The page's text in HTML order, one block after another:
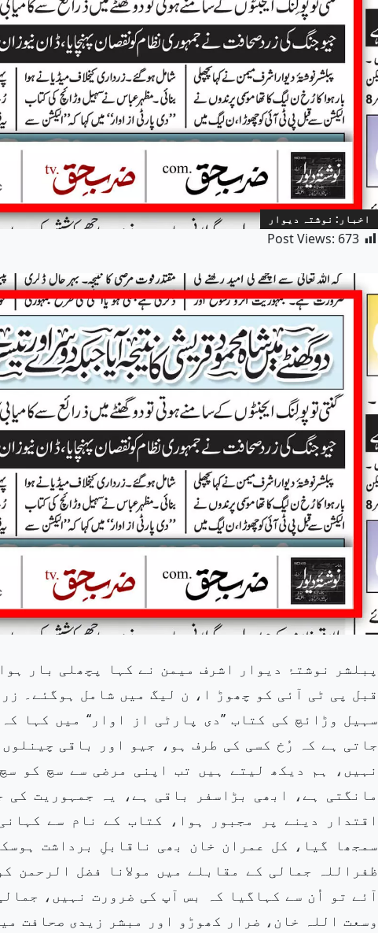
اخبار: نوشتہ دیوار
Post Views: 673
پبلشر نوشتۂ دیوار اشرف میمن نے کہا پچھلی بار
قبل پی ٹی آئی کو چھوڑ ا، ن لیگ میں شامل ہوگئے۔
سہیل وڑائچ کی کتاب ’’دی پارٹی از اوار‘‘ میں کہا
جاتی ہے کہ رُخ کسی کی طرف ہو، جیو اور باقی
نہیں، ہم دیکھ لیتے ہیں تب اپنی مرضی سے سچ کو
مانگتی ہے، ابھی بڑاسفر باقی ہے، یہ جمہوریت
اقتدار دینے پر مجبور ہوا، کتاب کے نام سے
سمجھا گیا، کل عمران خان بھی ناقابلِ برداشت
ظفراللہ جمالی کے مقابلے میں مولانا فضل الرحمن
آئے تو اُن سے کہاگیا کہ بس آپ کی ضرورت نہیں،
وسعت اللہ خان، ضرار کھوڑو اور مبشر زیدی صحافت